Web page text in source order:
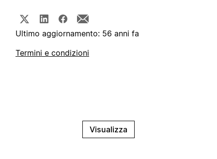
Ultimo aggiornamento: 56 anni fa
Termini e condizioni
Visualizza